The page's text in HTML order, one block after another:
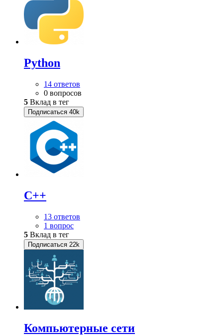
Python
14 ответов
0 вопросов
5 Вклад в тег
Подписаться 40k
C++
13 ответов
1 вопрос
5 Вклад в тег
Подписаться 22k
Компьютерные сети